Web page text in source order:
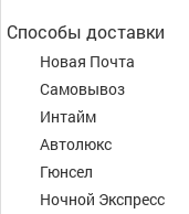
Способы доставки
Новая Почта
Самовывоз
Интайм
Автолюкс
Гюнсел
Ночной Экспресс